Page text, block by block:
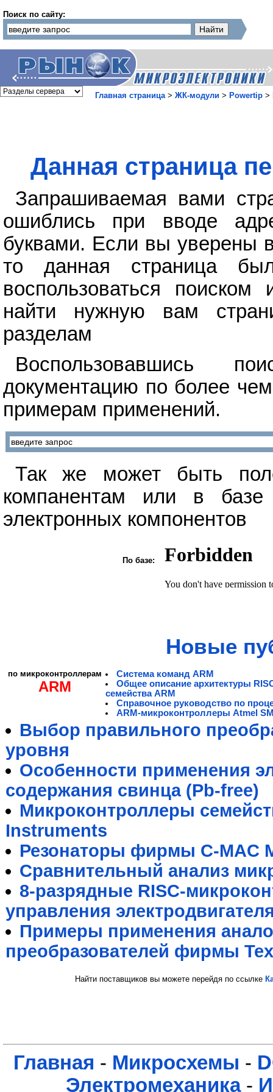
Поиск по сайту:
Главная страница> ЖК-модули > Powertip >
Данная страница
Запрашиваемая вами
ошиблись при вводе
буквами. Если вы уверены
то данная страница
воспользоваться поиском
найти нужную вам
разделам
Воспользовавшись
документацию по более
примерам применений.
Так же может быть
компанентам или в базе
электронных компонентов
По базе:
Новые
по микроконтроллерам
ARM
Система команд ARM
Общее описание архитектуры
семейства ARM
Справочное руководство по
ARM-микроконтроллеры Atmel
Выбор правильного
уровня
Особенности применения
содержания свинца (Pb-free)
Микроконтроллеры
Instruments
Резонаторы фирмы C-MAC
Сравнительный анализ
8-разрядные RISC-
управления
Примеры применения
преобразователей фирмы
Найти поставщиков вы можете перейдя по ссылке
Главная - Микросхемы -
Электромеханика-